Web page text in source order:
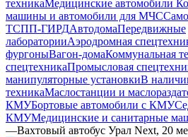
техникаМедицинские автомобили
машины и автомобили для МЧС
ТСПП-ГИРДАвтодомаПередвижные
лабораторииАэродромная
фургоныВагон-домаКоммунальная
спецтехникаПромысловая
манипуляторные установкиВ
техникаМаслостанции и
КМУБортовые автомобили с КМУ
КМУМедицинские и санитарные
—Вахтовый автобус Урал Next, 20